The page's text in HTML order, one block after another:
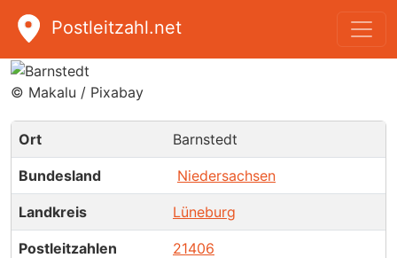
Postleitzahl.net
Barnstedt
© Makalu / Pixabay
Ort Barnstedt
Bundesland Niedersachsen
Landkreis Lüneburg
Postleitzahlen 21406